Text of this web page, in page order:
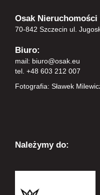
Osak Nieruchomości
70-842 Szczecin ul.
Biuro:
mail: biuro@osak.eu
tel. +48 603 212 007
Fotografia: Sławek
Należymy do: